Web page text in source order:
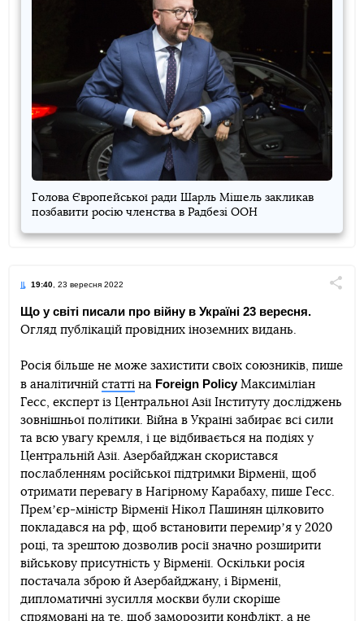
Голова Європейської ради Шарль Мішель закликав
позбавити росію членства в Радбезі ООН
19:40 , 23 вересня 2022
TelegramFacebookTwitter
Що у світі писали про війну в Україні 23 вересня.
Огляд публікацій провідних іноземних видань.
Росія більше не може захистити своїх союзників, пише
в аналітичній статті на Foreign PolicyМаксиміліан
Гесс, експерт із Центральної Азії Інституту досліджень
зовнішньої політики. Війна в Україні забирає всі сили
та всю увагу кремля, і це відбивається на подіях у
Центральній Азії. Азербайджан скористався
послабленням російської підтримки Вірменії, щоб
отримати перевагу в Нагірному Карабаху, пише Гесс.
Премʼєр-міністр Вірменії Нікол Пашинян цілковито
покладався на рф, щоб встановити перемирʼя у 2020
році, та зрештою дозволив росії значно розширити
військову присутність у Вірменії. Оскільки росія
постачала зброю й Азербайджану, і Вірменії,
дипломатичні зусилля москви були скоріше
спрямовані на те, щоб заморозити конфлікт, а не